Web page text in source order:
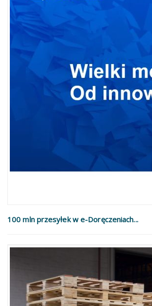
100 mln przesyłek w e-Doręczeniach...